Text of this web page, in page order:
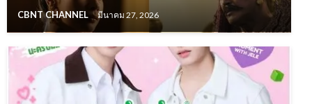
CBNT CHANNEL มีนาคม 27, 2026